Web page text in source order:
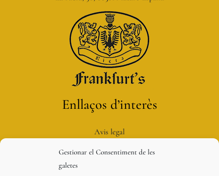
Gestionar el Consentiment de les
galetes
Enllaços d’interès
Avis legal
Política de privacitat